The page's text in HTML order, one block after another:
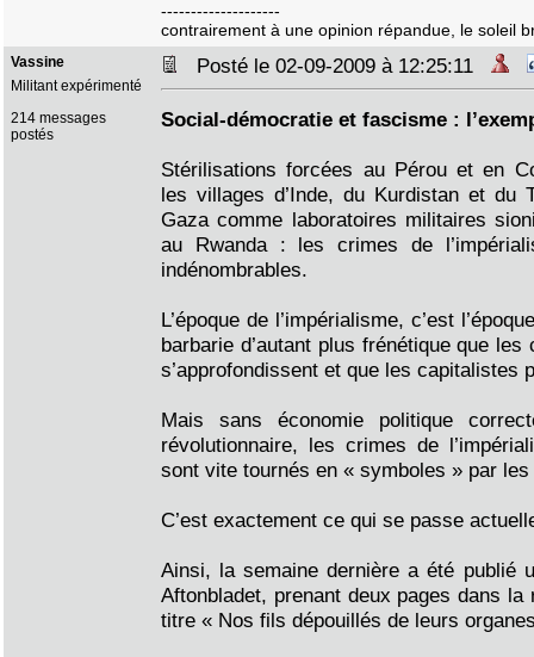
--------------------
contrairement à une opinion répandue, le soleil
Vassine
Militant expérimenté
214 messages
postés
Posté le 02-09-2009 à 12:25:11
Social-démocratie et fascisme :
Stérilisations forcées au Pérou et en
les villages d’Inde, du Kurdistan et du
Gaza comme laboratoires militaires
au Rwanda : les crimes de
indénombrables.
L’époque de l’impérialisme, c’est
barbarie d’autant plus frénétique que
s’approfondissent et que les capitalistes
Mais sans économie politique
révolutionnaire, les crimes de
sont vite tournés en « symboles » par
C’est exactement ce qui se passe
Ainsi, la semaine dernière a été publié
Aftonbladet, prenant deux pages dans
titre « Nos fils dépouillés de leurs